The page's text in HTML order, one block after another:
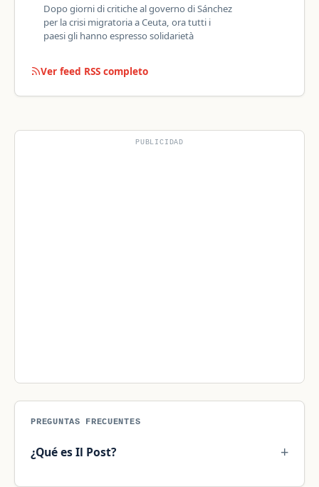
Dopo giorni di critiche al governo di Sánchez
per la crisi migratoria a Ceuta, ora tutti i
paesi gli hanno espresso solidarietà
Ver feed RSS completo
PUBLICIDAD
PREGUNTAS FRECUENTES
¿Qué es Il Post?